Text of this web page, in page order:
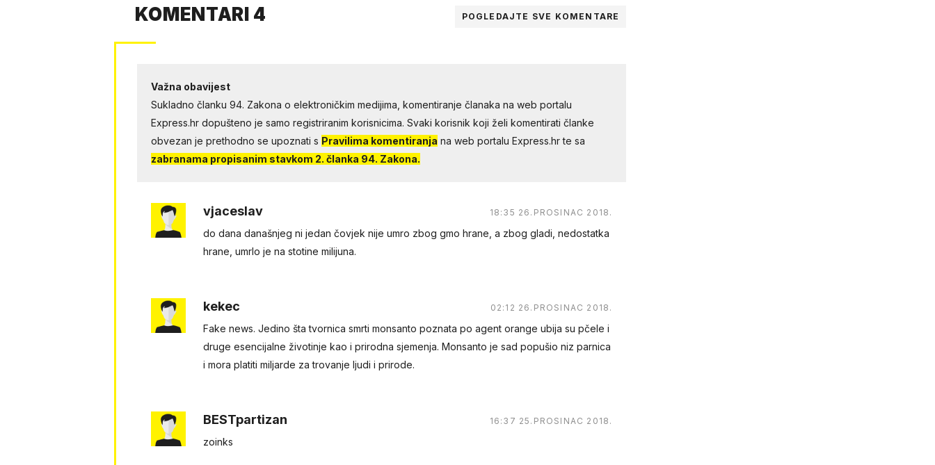
KOMENTARI 4 POGLEDAJTE SVE KOMENTARE
Važna obavijest
Sukladno članku 94. Zakona o elektroničkim medijima, komentiranje članaka na web portalu
Express.hr dopušteno je samo registriranim korisnicima. Svaki korisnik koji želi komentirati članke
obvezan je prethodno se upoznati s Pravilima komentiranja na web portalu Express.hr te sa
zabranama propisanim stavkom 2. članka 94. Zakona.
vjaceslav 18:35 26.PROSINAC 2018.
do dana današnjeg ni jedan čovjek nije umro zbog gmo hrane, a zbog gladi, nedostatka
hrane, umrlo je na stotine milijuna.
kekec 02:12 26.PROSINAC 2018.
Fake news. Jedino šta tvornica smrti monsanto poznata po agent orange ubija su pčele i
druge esencijalne životinje kao i prirodna sjemenja. Monsanto je sad popušio niz parnica
i mora platiti miljarde za trovanje ljudi i prirode.
BESTpartizan 16:37 25.PROSINAC 2018.
zoinks